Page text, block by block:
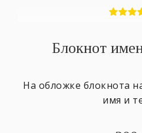
Блокнот
На обложке блокнота
имя и